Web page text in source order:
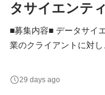
タサイエンテ
■募集内容■ データサイ
業のクライアントに対
析・モデル開発に携わ
ただきます。 当社の事
29 days ago